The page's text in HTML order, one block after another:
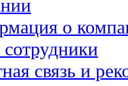
о
связь и